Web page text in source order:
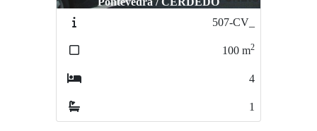
2757-CV
178m